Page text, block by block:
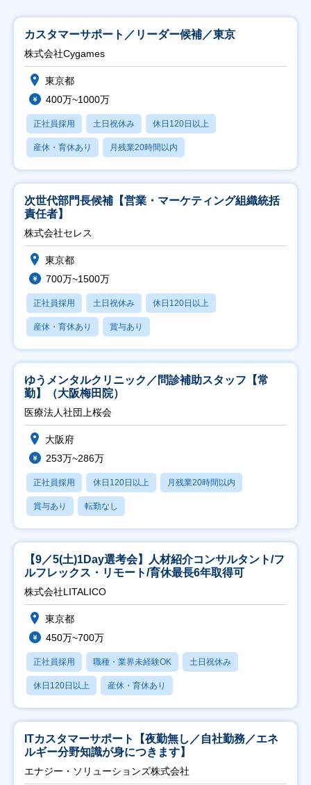
カスタマーサポート／リーダー候補／東京
株式会社Cygames
東京都
400万~1000万
正社員採用 土日祝休み 休日120日以上
産休・育休あり 月残業20時間以内
次世代部門長候補【営業・マーケティング組織統括
責任者】
株式会社セレス
東京都
700万~1500万
正社員採用 土日祝休み 休日120日以上
産休・育休あり 賞与あり
ゆうメンタルクリニック／問診補助スタッフ【常
勤】（大阪梅田院）
医療法人社団上桜会
大阪府
253万~286万
正社員採用 休日120日以上 月残業20時間以内
賞与あり 転勤なし
【9／5(土)1Day選考会】人材紹介コンサルタント/フ
ルフレックス・リモート/育休最長6年取得可
株式会社LITALICO
東京都
450万~700万
正社員採用 職種・業界未経験OK 土日祝休み
休日120日以上 産休・育休あり
ITカスタマーサポート【夜勤無し／自社勤務／エネ
ルギー分野知識が身につきます】
エナジー・ソリューションズ株式会社